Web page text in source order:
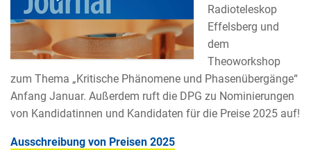
Radioteleskop
Effelsberg und
dem
Theoworkshop
zum Thema „Kritische Phänomene und Phasenübergänge“
Anfang Januar. Außerdem ruft die DPG zu Nominierungen
von Kandidatinnen und Kandidaten für die Preise 2025 auf!
Ausschreibung von Preisen 2025